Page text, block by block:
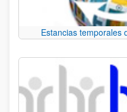
Estancias temporales